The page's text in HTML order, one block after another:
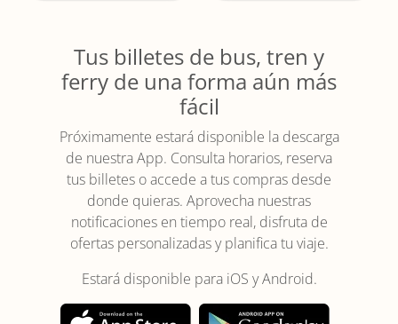
Tus billetes de bus, tren y
ferry de una forma aún más
fácil
Próximamente estará disponible la descarga
de nuestra App. Consulta horarios, reserva
tus billetes o accede a tus compras desde
donde quieras. Aprovecha nuestras
notificaciones en tiempo real, disfruta de
ofertas personalizadas y planifica tu viaje.
Estará disponible para iOS y Android.